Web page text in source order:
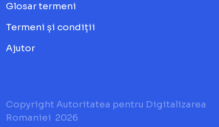
Glosar termeni
Termeni și condiții
Ajutor
Copyright Autoritatea pentru Digitalizarea
Romaniei 2026